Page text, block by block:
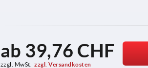
ab 39,76 CHF
zzgl. MwSt. zzgl. Versandkosten